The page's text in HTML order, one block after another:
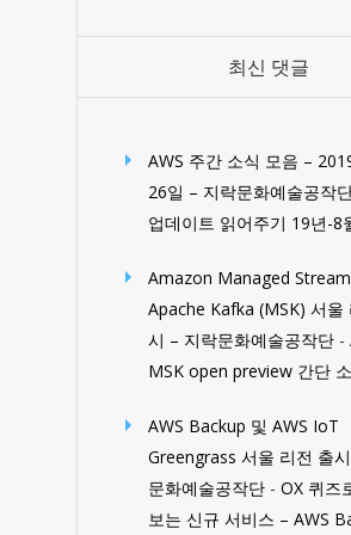
최신 댓글
AWS 주간 소식 모음 –
26일 – 지락문화예술공작
업데이트 읽어주기 19년-8
Amazon Managed
Apache Kafka (MSK) 서울
시 – 지락문화예술공작단 -
MSK open preview 간단
AWS Backup 및 AWS IoT
Greengrass 서울 리전 출
문화예술공작단 - OX 퀴즈
보는 신규 서비스 – AWS